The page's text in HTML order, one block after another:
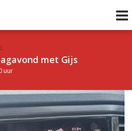
met Gijs
uur
uur 1 van 0 Volgend uur